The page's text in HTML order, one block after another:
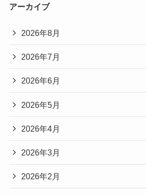
アーカイブ
2026年8月
2026年7月
2026年6月
2026年5月
2026年4月
2026年3月
2026年2月